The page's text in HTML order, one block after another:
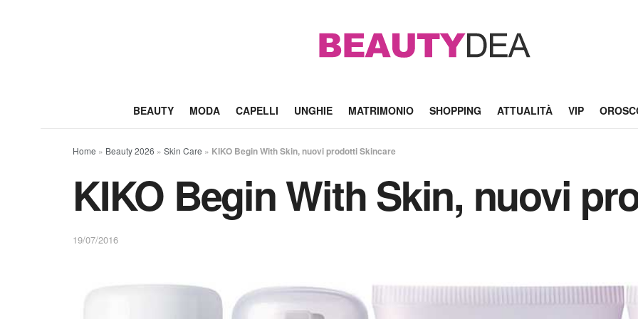
BEAUTY MODA CAPELLI UNGHIE MATRIMONIO SHOPPING ATTUALITÀ VIP
Home » Beauty 2026 » Skin Care » KIKO Begin With Skin, nuovi prodotti Skincare
KIKO Begin With Skin, nuovi
19/07/2016